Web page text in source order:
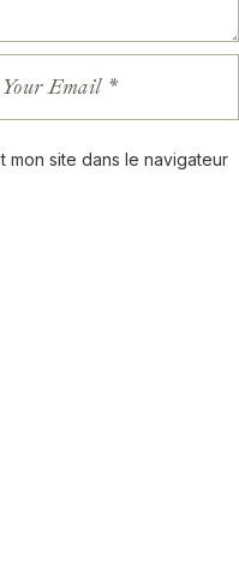
mon site dans le navigateur